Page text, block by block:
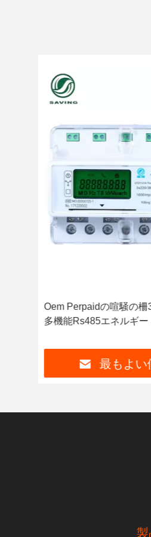
Oem Perpaidの喧騒の
多機能Rs485エネルギ
最もよい
製